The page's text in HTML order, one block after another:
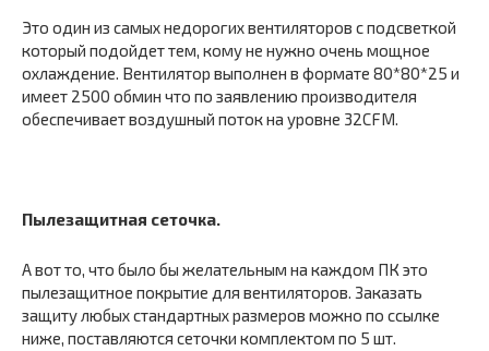
Это один из самых недорогих вентиляторов с подсветкой
который подойдет тем, кому не нужно очень мощное
охлаждение. Вентилятор выполнен в формате 80*80*25 и
имеет 2500 обмин что по заявлению производителя
обеспечивает воздушный поток на уровне 32CFM.
Пылезащитная сеточка.
А вот то, что было бы желательным на каждом ПК это
пылезащитное покрытие для вентиляторов. Заказать
защиту любых стандартных размеров можно по ссылке
ниже, поставляются сеточки комплектом по 5 шт.